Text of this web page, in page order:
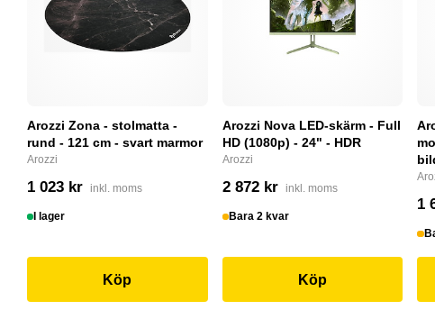
Arozzi Zona - stolmatta -
rund - 121 cm - svart marmor
Arozzi
1 023 kr inkl. moms
I lager
Köp
Arozzi Nova LED-skärm - Full
HD (1080p) - 24" - HDR
Arozzi
2 872 kr inkl. moms
Bara 2 kvar
Köp
1